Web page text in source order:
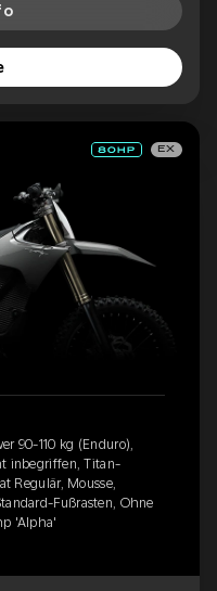
EX
90-110 kg (Enduro),
inbegriffen, Titan-
Regulär, Mousse,
Fußrasten, Ohne
'Alpha'